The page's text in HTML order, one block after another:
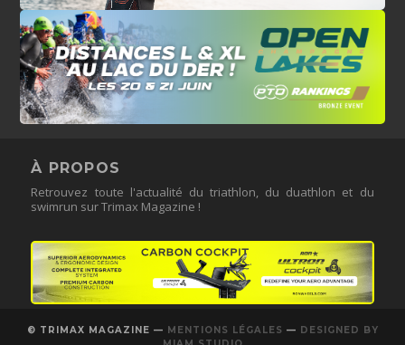
À PROPOS
Retrouvez toute l'actualité du triathlon, du duathlon et du
swimrun sur Trimax Magazine !
© TRIMAX MAGAZINE — MENTIONS LÉGALES — DESIGNED BY